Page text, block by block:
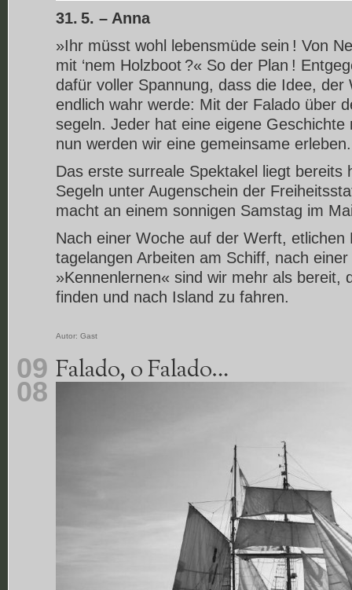
31. 5. – Anna
»Ihr müsst wohl lebensmüde sein ! Von
mit ‘nem Holzboot ?« So der Plan !
dafür voller Spannung, dass die Idee, der
endlich wahr werde: Mit der Falado über
segeln. Jeder hat eine eigene
nun werden wir eine gemeinsame erleben.
Das erste surreale Spektakel liegt bereits
Segeln unter Augenschein der
macht an einem sonnigen Samstag im
Nach einer Woche auf der Werft, etlichen
tagelangen Arbeiten am Schiff, nach
»Kennenlernen« sind wir mehr als bereit,
finden und nach Island zu fahren.
Autor: Gast
09
08
Falado, o Falado…